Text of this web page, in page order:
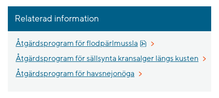
Relaterad information
Åtgärdsprogram för flodpärlmussla
Pdf, 5.2 MB.
Åtgärdsprogram för sällsynta kransalger längs kusten
Åtgärdsprogram för havsnejonöga